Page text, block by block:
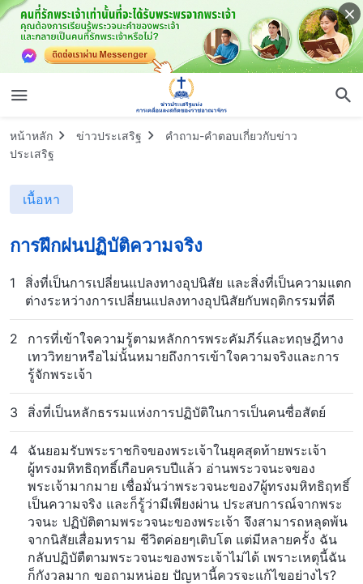
หน้าหลัก ข่าวประเสริฐ
คำถาม-คำตอบเกี่ยวกับข่าว
ประเสริฐ
การฝึกฝนปฏิบัติความจริง
เนื้อหา
1
สิ่งที่เป็นการเปลี่ยนแปลงทางอุปนิสัย และสิ่งที่เป็นความแตก
ต่างระหว่างการเปลี่ยนแปลงทางอุปนิสัยกับพฤติกรรมที่ดี
2
การที่เข้าใจความรู้ตามหลักการพระคัมภีร์และทฤษฎีทาง
เทววิทยาหรือไม่นั้นหมายถึงการเข้าใจความจริงและการ
รู้จักพระเจ้า
3 สิ่งที่เป็นหลักธรรมแห่งการปฏิบัติในการเป็นคนซื่อสัตย์
4
ฉันยอมรับพระราชกิจของพระเจ้าในยุคสุดท้ายพระเจ้า
ผู้ทรงมหิทธิฤทธิ์เกือบครบปีแล้ว อ่านพระวจนะจของ
พระเจ้ามากมาย เชื่อมั่นว่าพระวจนะของ7ผู้ทรงมหิทธิฤทธิ์
เป็นความจริง และก็รู้ว่ามีเพียงผ่าน ประสบการณ์จากพระ
วจนะ ปฏิบัติตามพระวจนะของพระเจ้า จึงสามารถหลุดพ้น
จากนิสัยเสื่อมทราม ชีวิตค่อยๆเติบโต แต่มีหลายครั้ง ฉัน
กลับปฏิบัตืตามพระวจนะของพระเจ้าไม่ได้ เพราะเหตุนี้ฉัน
ก็กังวลมาก ขอถามหน่อย ปัญหานี้ควรจะแก้ไขอย่างไร?